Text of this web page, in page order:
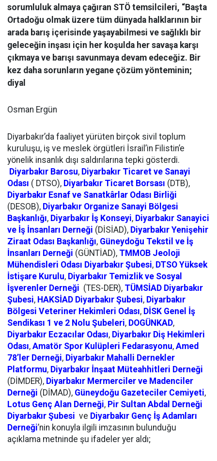
sorumluluk almaya çağıran STÖ temsilcileri, “Başta
Ortadoğu olmak üzere tüm dünyada halklarının bir
arada barış içerisinde yaşayabilmesi ve sağlıklı bir
geleceğin inşası için her koşulda her savaşa karşı
çıkmaya ve barışı savunmaya devam edeceğiz. Bir
kez daha sorunların yegane çözüm yönteminin;
diyal
Osman Ergün
Diyarbakır’da faaliyet yürüten birçok sivil toplum
kuruluşu, iş ve meslek örgütleri İsrail’in Filistin’e
yönelik insanlık dışı saldırılarına tepki gösterdi.
Diyarbakır Barosu, Diyarbakır Ticaret ve Sanayi
Odası ( DTSO), Diyarbakır Ticaret Borsası (DTB),
Diyarbakır Esnaf ve Sanatkârlar Odası Birliği
(DESOB), Diyarbakır Organize Sanayi Bölgesi
Başkanlığı, Diyarbakır İş Konseyi, Diyarbakır Sanayici
ve İş İnsanları Derneği (DİSİAD), Diyarbakır Yenişehir
Ziraat Odası Başkanlığı, Güneydoğu Tekstil ve İş
İnsanları Derneği (GÜNTİAD), TMMOB Jeoloji
Mühendisleri Odası Diyarbakır Şubesi, DTSO Yüksek
İstişare Kurulu, Diyarbakır Temizlik ve Sosyal
İşverenler Derneği (TES-DER), TÜMSİAD Diyarbakır
Şubesi, HAKSİAD Diyarbakır Şubesi, Diyarbakır
Bölgesi Veteriner Hekimleri Odası, DİSK Genel İş
Sendikası 1 ve 2 Nolu Şubeleri, DOGÜNKAD,
Diyarbakır Eczacılar Odası, Diyarbakır Diş Hekimleri
Odası, Amatör Spor Kulüpleri Fedarasyonu, Amed
78’ler Derneği, Diyarbakır Mahalli Dernekler
Platformu, Diyarbakır İnşaat Müteahhitleri Derneği
(DİMDER), Diyarbakır Mermerciler ve Madenciler
Derneği (DİMAD), Güneydoğu Gazeteciler Cemiyeti,
Lotus Genç Alan Derneği, Pir Sultan Abdal Derneği
Diyarbakır Şubesi ve Diyarbakır Genç İş Adamları
Derneği’nin konuyla ilgili imzasının bulunduğu
açıklama metninde şu ifadeler yer aldı;